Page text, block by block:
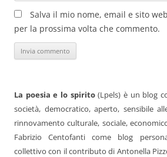
Salva il mio nome, email e sito
per la prossima volta che commento.
La poesia e lo spirito(Lpels) è un blog
società, democratico, aperto, sensibile
rinnovamento culturale, sociale,
Fabrizio Centofanti come blog
collettivo con il contributo di Antonella